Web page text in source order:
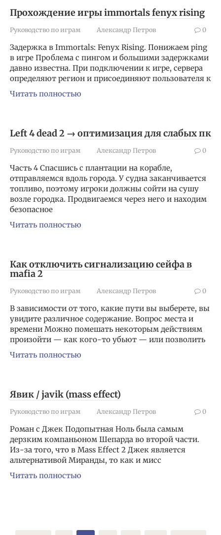
Прохождение игры immortals fenyx rising
Руководство по играм Александр Петров 0
Задержка в Immortals: Fenyx Rising. Понижаем ping
в игре Проблема с пингом и большими задержками
давно известна. При подключении к игре, сервера
определяют регион и присоединяют пользователя к
Читать полностью
Left 4 dead 2 → оптимизация для слабых пк
Руководство по играм Александр Петров 0
Часть 4 Спасшись с плантации на корабле,
отправляемся вдоль города. У судна заканчивается
топливо, поэтому игроки должны сойти на сушу
возле городка. Продвигаемся через него и находим
безопасное
Читать полностью
Как отключить сигнализацию сейфа в
mafia 2
Руководство по играм Александр Петров 0
В зависимости от того, какие пути вы выберете, вы
увидите различное содержание. Вопрос места и
времени Можно помешать некоторым действиям
произойти — как кого-то убьют — или позволить
Читать полностью
Явик / javik (mass effect)
Руководство по играм Александр Петров 0
Роман с Джек Подопытная Ноль была самым
дерзким компаньоном Шепарда во второй части.
Из-за того, что в Mass Effect 2 Джек является
альтернативой Миранды, то как и мисс
Читать полностью